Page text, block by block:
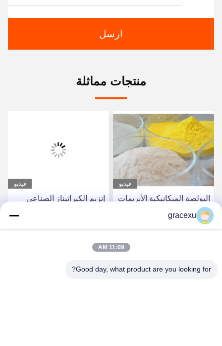
ارسل
منتجات مماثلة
فيديو
البولصة الميكانيكية الأنزيمات
المتخصصة مسحوق وسائل
ISO9001
احصل على أفضل سعر
فيديو
إنزيم الكيراتيناز الصناعي
gracexu
11:09 AM
Good day, what product are you looking for?